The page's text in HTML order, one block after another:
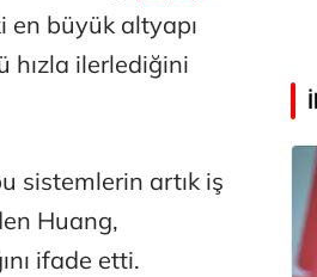
en büyük altyapı
hızla ilerlediğini
sistemlerin artık iş
Huang,
ifade etti.